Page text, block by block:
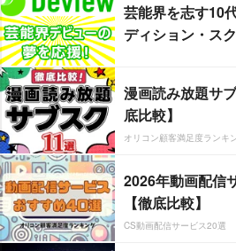
芸能界を志す10
ディション・ス
漫画読み放題サ
底比較】
オリコン顧客満足度ランキ
2026年動画配信
【徹底比較】
CS動画配信サービス20選